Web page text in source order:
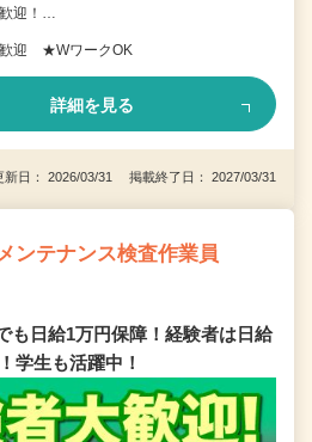
迎！…
歓迎 ★WワークOK
詳細を見る
新日： 2026/03/31 掲載終了日： 2027/03/31
ンテナンス検査作業員
も日給1万円保障！経験者は日給
学生も活躍中！